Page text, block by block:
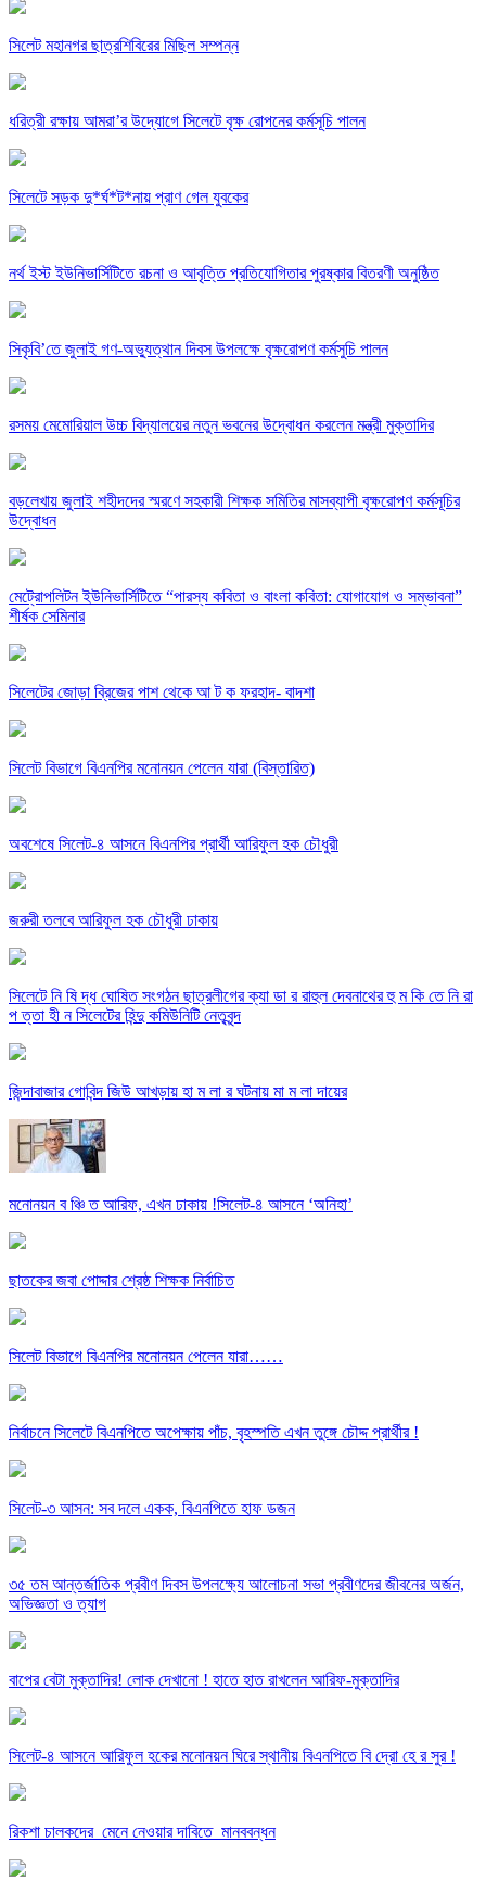
সিলেট মহানগর ছাত্রশিবিরের মিছিল সম্পন্ন
ধরিত্রী রক্ষায় আমরা’র উদ্যোগে সিলেটে বৃক্ষ রোপনের কর্মসূচি পালন
সিলেটে সড়ক দু*র্ঘ*ট*নায় প্রাণ গেল যুবকের
নর্থ ইস্ট ইউনিভার্সিটিতে রচনা ও আবৃত্তি প্রতিযোগিতার পুরষ্কার বিতরণী অনুষ্ঠিত
সিকৃবি’তে জুলাই গণ-অভ্যুত্থান দিবস উপলক্ষে বৃক্ষরোপণ কর্মসুচি পালন
রসময় মেমোরিয়াল উচ্চ বিদ্যালয়ের নতুন ভবনের উদ্বোধন করলেন মন্ত্রী মুক্তাদির
বড়লেখায় জুলাই শহীদদের স্মরণে সহকারী শিক্ষক সমিতির মাসব্যাপী বৃক্ষরোপণ কর্মসূচির
উদ্বোধন
মেট্রোপলিটন ইউনিভার্সিটিতে “পারস্য কবিতা ও বাংলা কবিতা: যোগাযোগ ও সম্ভাবনা”
শীর্ষক সেমিনার
সিলেটের জোড়া ব্রিজের পাশ থেকে আ ট ক ফরহাদ- বাদশা
সিলেট বিভাগে বিএনপির মনোনয়ন পেলেন যারা (বিস্তারিত)
অবশেষে সিলেট-৪ আসনে বিএনপির প্রার্থী আরিফুল হক চৌধুরী
জরুরী তলবে আরিফুল হক চৌধুরী ঢাকায়
সিলেটে নি ষি দ্ধ ঘোষিত সংগঠন ছাত্রলীগের ক্যা ডা র রাহুল দেবনাথের হু ম কি তে নি রা
প ত্তা হী ন সিলেটের হিন্দু কমিউনিটি নেতৃবৃন্দ
জিন্দাবাজার গোবিন্দ জিউ আখড়ায় হা ম লা র ঘটনায় মা ম লা দায়ের
মনোনয়ন ব ঞ্চি ত আরিফ, এখন ঢাকায় !সিলেট-৪ আসনে ‘অনিহা’
ছাতকের জবা পোদ্দার শ্রেষ্ঠ শিক্ষক নির্বাচিত
সিলেট বিভাগে বিএনপির মনোনয়ন পেলেন যারা……
নির্বাচনে সিলেটে বিএনপিতে অপেক্ষায় পাঁচ, বৃহস্পতি এখন তুঙ্গে চৌদ্দ প্রার্থীর !
সিলেট-৩ আসন: সব দলে একক, বিএনপিতে হাফ ডজন
৩৫ তম আন্তর্জাতিক প্রবীণ দিবস উপলক্ষ্যে আলোচনা সভা প্রবীণদের জীবনের অর্জন,
অভিজ্ঞতা ও ত্যাগ
বাপের বেটা মুক্তাদির! লোক দেখানো ! হাতে হাত রাখলেন আরিফ-মুক্তাদির
সিলেট-৪ আসনে আরিফুল হকের মনোনয়ন ঘিরে স্থানীয় বিএনপিতে বি দ্রো হে র সুর !
রিকশা চালকদের মেনে নেওয়ার দাবিতে মানববন্ধন